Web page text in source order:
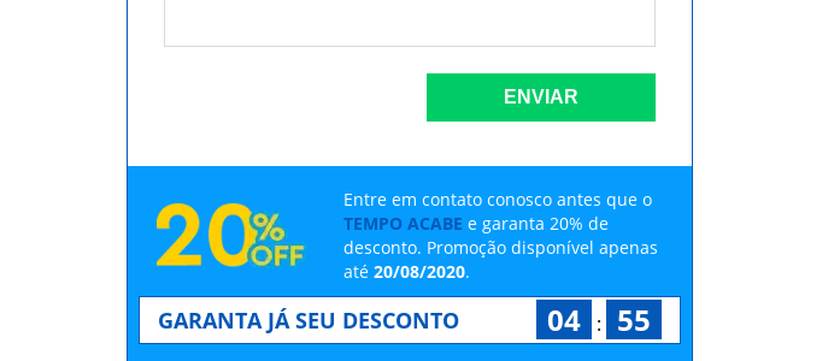
ENVIAR
Entre em contato conosco antes que o
TEMPO ACABE e garanta 20% de
desconto. Promoção disponível apenas
até 20/08/2020.
GARANTA JÁ SEU DESCONTO 04 : 54